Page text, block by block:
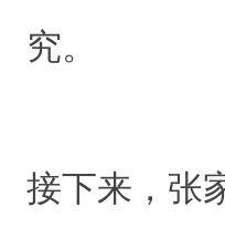
究。
接下来，张